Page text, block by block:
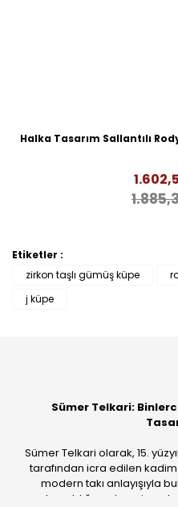
Halka Tasarım Sallantılı
Etiketler :
zirkon taşlı gümüş küpe
j küpe
Sümer Telkari:
Sümer Telkari olarak, 15.
tarafından icra edilen kadim
modern takı anlayışıyla
devraldığımız bu mirası;